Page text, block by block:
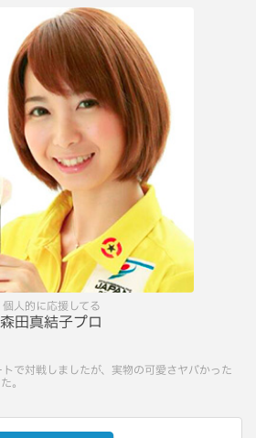
個人的に応援してる
森田真結子プロ
で対戦しましたが、実物の可愛さヤバかった
。